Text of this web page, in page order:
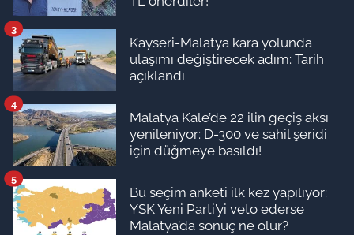
Kayseri-Malatya kara yolunda
ulaşımı değiştirecek adım: Tarih
açıklandı
3
Malatya Kale’de 22 ilin geçiş aksı
yenileniyor: D-300 ve sahil şeridi
için düğmeye basıldı!
4
Bu seçim anketi ilk kez yapılıyor:
YSK Yeni Parti’yi veto ederse
Malatya’da sonuç ne olur?
5